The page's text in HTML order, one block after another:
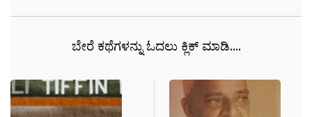
ಬೇರೆ ಕಥೆಗಳನ್ನು ಓದಲು ಕ್ಲಿಕ್ ಮಾಡಿ....